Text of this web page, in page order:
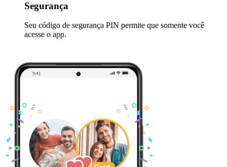
Segurança
Seu código de segurança PIN permite que somente você
acesse o app.